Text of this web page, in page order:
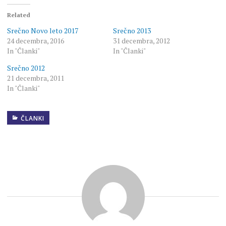
Related
Srečno Novo leto 2017
24 decembra, 2016
In "Članki"
Srečno 2013
31 decembra, 2012
In "Članki"
Srečno 2012
21 decembra, 2011
In "Članki"
ČLANKI